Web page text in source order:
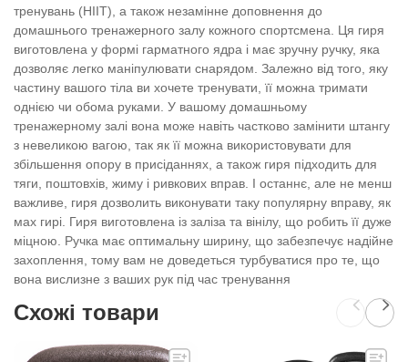
тренувань (HIIT), а також незамінне доповнення до
домашнього тренажерного залу кожного спортсмена. Ця гиря
виготовлена у формі гарматного ядра і має зручну ручку, яка
дозволяє легко маніпулювати снарядом. Залежно від того, яку
частину вашого тіла ви хочете тренувати, її можна тримати
однією чи обома руками. У вашому домашньому
тренажерному залі вона може навіть частково замінити штангу
з невеликою вагою, так як її можна використовувати для
збільшення опору в присіданнях, а також гиря підходить для
тяги, поштовхів, жиму і ривкових вправ. І останнє, але не менш
важливе, гиря дозволить виконувати таку популярну вправу, як
мах гирі. Гиря виготовлена із заліза та вінілу, що робить її дуже
міцною. Ручка має оптимальну ширину, що забезпечує надійне
захоплення, тому вам не доведеться турбуватися про те, що
вона вислизне з ваших рук під час тренування
Схожі товари